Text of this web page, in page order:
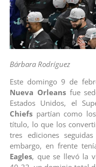
Bárbara Rodríguez
Este domingo 9 de
Nueva Orleansfue
Estados Unidos, el
Chiefs partían como
título, lo que los
tres ediciones
embargo, en frente
Eagles, que se llevó la